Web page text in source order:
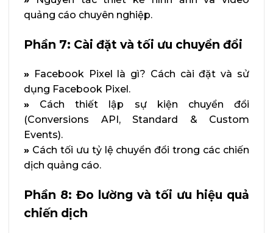
quảng cáo chuyên nghiệp.
Phần 7: Cài đặt và tối ưu chuyển đổi
» Facebook Pixel là gì? Cách cài đặt và sử
dụng Facebook Pixel.
» Cách thiết lập sự kiện chuyển đổi
(Conversions API, Standard & Custom
Events).
» Cách tối ưu tỷ lệ chuyển đổi trong các chiến
dịch quảng cáo.
Phần 8: Đo lường và tối ưu hiệu quả
chiến dịch